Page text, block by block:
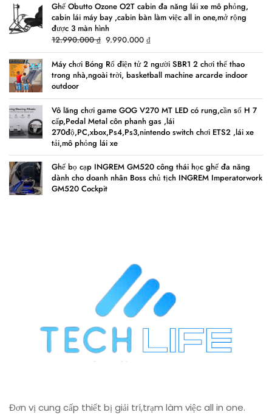
Ghế Obutto Ozone O2T cabin đa năng lái xe mô phỏng,
cabin lái máy bay ,cabin bàn làm việc all in one,mở rộng
được 3 màn hình
12.990.000₫ Original
price
was:
12.990.000 ₫.
9.990.000 ₫
price
is:
9.990.000 ₫.
Máy chơi Bóng Rổ điện tử 2 người SBR1 2 chơi thể thao
trong nhà,ngoài trời, basketball machine arcarde indoor
outdoor
Vô lăng chơi game GOG V270 MT LED có rung,cần số H 7
cấp,Pedal Metal côn phanh gas ,lái
270độ,PC,xbox,Ps4,Ps3,nintendo switch chơi ETS2 ,lái xe
tải,mô phỏng lái xe
Ghế bọ cạp INGREM GM520 công thái học ghế đa năng
dành cho doanh nhân Boss chủ tịch INGREM Imperatorwork
GM520 Cockpit
Đơn vị cung cấp thiết bị giải trí,trạm làm việc all in one.